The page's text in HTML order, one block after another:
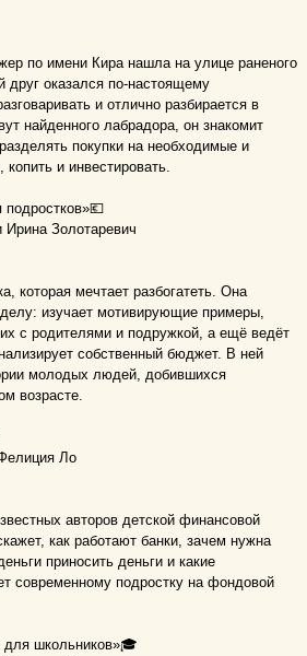
по имени Кира нашла на улице раненого
друг оказался по-настоящему
и отлично разбирается в
найденного лабрадора, он знакомит
покупки на необходимые и
и инвестировать.
Золотаревич
которая мечтает разбогатеть. Она
изучает мотивирующие примеры,
с родителями и подружкой, а ещё ведёт
собственный бюджет. В ней
молодых людей, добившихся
возрасте.
Ло
авторов детской финансовой
как работают банки, зачем нужна
приносить деньги и какие
современному подростку на фондовой
для школьников»🎓